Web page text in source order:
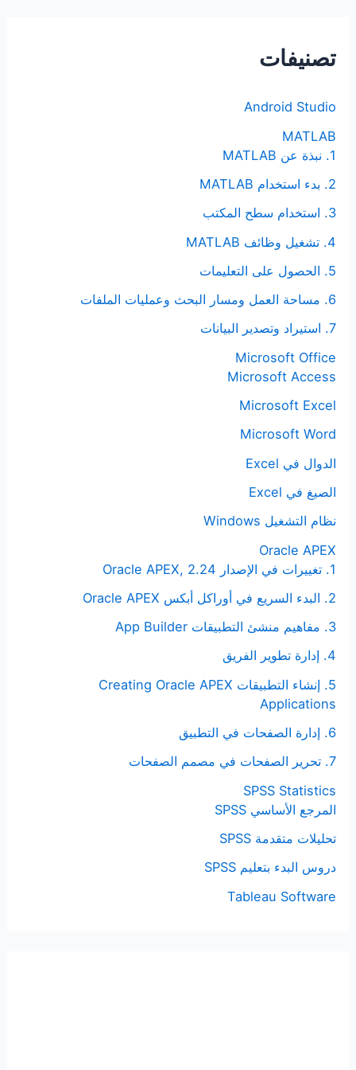
ع
تصنيفات
Android Studio
MATLAB
1. نبذة عن MATLAB
2. بدء استخدام MATLAB
3. استخدام سطح المكتب
4. تشغيل وظائف MATLAB
5. الحصول على التعليمات
6. مساحة العمل ومسار البحث وعمليات الملفات
7. استيراد وتصدير البيانات
Microsoft Office
Microsoft Access
Microsoft Excel
Microsoft Word
الدوال في Excel
الصيغ في Excel
نظام التشغيل Windows
Oracle APEX
1. تغييرات في الإصدار Oracle APEX, 2.24
2. البدء السريع في أوراكل أبكس Oracle APEX
3. مفاهيم منشئ التطبيقات App Builder
4. إدارة تطوير الفريق
5. إنشاء التطبيقات Creating Oracle APEX
Applications
6. إدارة الصفحات في التطبيق
7. تحرير الصفحات في مصمم الصفحات
SPSS Statistics
المرجع الأساسي SPSS
تحليلات متقدمة SPSS
دروس البدء بتعليم SPSS
Tableau Software